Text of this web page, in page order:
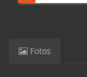
Fotos